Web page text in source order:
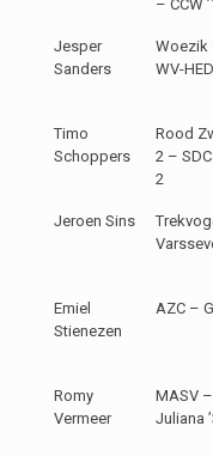
– CCW
Jesper
Sanders
Woezik
WV-
Timo
Schoppers
Rood
2 – SDC
2
Jeroen Sins
Emiel
Stienezen
AZC –
Romy
Vermeer
MASV –
Juliana